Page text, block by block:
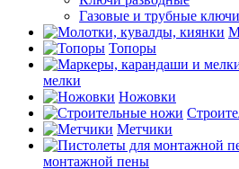
Газовые и трубные ключи
Топоры
мелки
Ножовки
Метчики
монтажной пены